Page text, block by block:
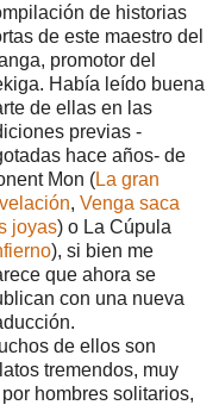
de historias
de este maestro del
promotor del
Había leído buena
de ellas en las
previas -
hace años- de
Mon (La gran
, Venga saca
joyas) o La Cúpula
), si bien me
que ahora se
con una nueva
de ellos son
tremendos, muy
hombres solitarios,